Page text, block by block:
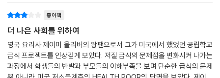
을 했다. ‘피프틴’이라는 이름을 가진 이 레스토랑은 런던에서 가장 성공한
식당 중 하나가 됐다. 한 지역에서 레스토랑 피프틴이 문을 열면 그 지역의
정체성을 가지게 된다. 그 식당을 지원하고 요리사 수습 과정을 운영하기
위해 재단이 만들어진다. 식당의 수입은 재단으로 들어간다. 청년들이 수
습 과정을 시작할 때부터 그 과정을 수료하고 취업하는 순간까지 이 재단
은 지원을 아끼지 않는다.---p.298
박원순은 시민사회와 적극적으로 손잡으려 하는 정부의 변화에 관해서도
언급한다. 영국 총리인 보수당의 데이비드 캐머런은 당선 전부터 ‘작은 정
부, 큰 사회’를 주창하며 시민사회와 지역 사회의 중요성을 강조하고, 이런
영역의 활동가들과 함께 일할 것을 다짐했다. 보수당의 이런 선언에 의구
심을 품고 정권 교체 뒤를 염려하는 목소리도 있었지만, 영국의 시민사회
는 여전히 잘 굴러가고 있다. 정권 교체 한 번에 일희일비해야 하는 한국과
종이책
더 나은 사회를 위하여
영국 요리사 제이미 올리버의 왕팬으로서 그가 미국에서 했었던 공립학교
급식 프로젝트를 인상깊게 보았다. 저질 급식의 문제점을 변화시켜 나가는
과정에서 학생들의 반발과 부모들의 이해부족을 보며 단순한 급식의 문제